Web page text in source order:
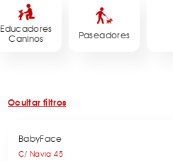
Educadores
Caninos Paseadores
Ocultar filtros
BabyFace
C/ Navia 45